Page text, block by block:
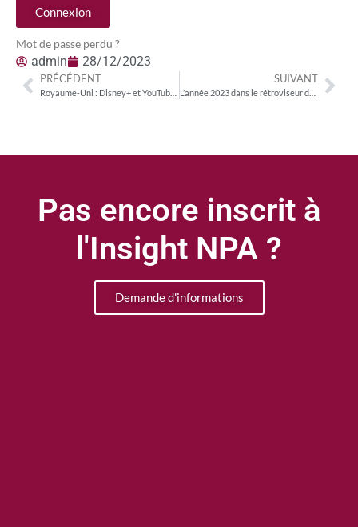
Connexion
Mot de passe perdu ?
admin 28/12/2023
PRÉCÉDENT SUIVANT
Pas encore inscrit à
l'Insight NPA ?
Demande d'informations